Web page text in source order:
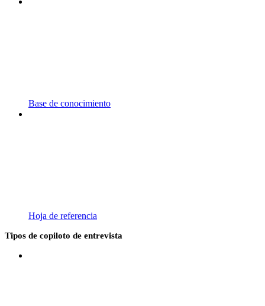
Base de conocimiento
Hoja de referencia
Tipos de copiloto de entrevista